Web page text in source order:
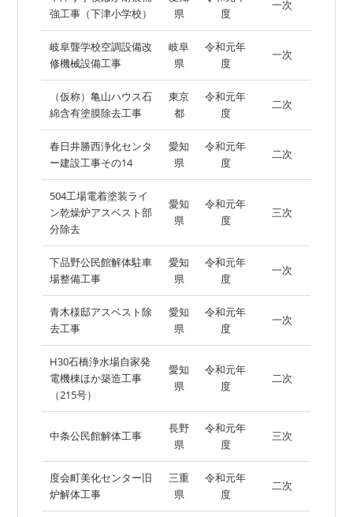
強工事（下津小学校）
県
度
一次
岐阜聾学校空調設備改
修機械設備工事
岐阜
県
令和元年
度
一次
（仮称）亀山ハウス石
綿含有塗膜除去工事
東京
都
令和元年
度
二次
春日井勝西浄化センタ
ー建設工事その14
愛知
県
令和元年
度
二次
504工場電着塗装ライ
ン乾燥炉アスベスト部
分除去
愛知
県
令和元年
度
三次
下品野公民館解体駐車
場整備工事
愛知
県
令和元年
度
一次
青木様邸アスベスト除
去工事
愛知
県
令和元年
度
一次
H30石橋浄水場自家発
電機棟ほか築造工事
（215号）
愛知
県
令和元年
度
二次
中条公民館解体工事
長野
県
令和元年
度
三次
度会町美化センター旧
炉解体工事
三重
県
令和元年
度
二次